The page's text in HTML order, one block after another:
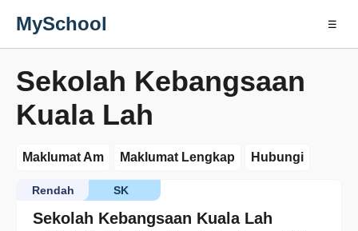
MySchool ☰
Sekolah Kebangsaan
Kuala Lah
Maklumat Am Maklumat Lengkap Hubungi
Sekolah Kebangsaan Kuala Lah
SK
Rendah